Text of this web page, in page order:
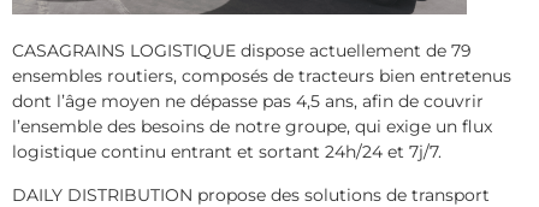
CASAGRAINS LOGISTIQUE dispose actuellement de 79
ensembles routiers, composés de tracteurs bien entretenus
dont l’âge moyen ne dépasse pas 4,5 ans, afin de couvrir
l’ensemble des besoins de notre groupe, qui exige un flux
logistique continu entrant et sortant 24h/24 et 7j/7.
DAILY DISTRIBUTION propose des solutions de transport